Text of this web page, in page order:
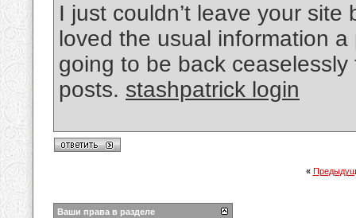
I just couldn’t leave your
loved the usual information
going to be back
posts. stashpatrick login
«
Ваши права в разделе